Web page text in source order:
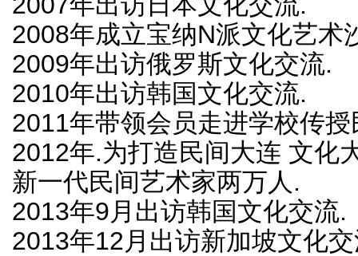
2008年成立宝纳N派文化艺术
2009年出访俄罗斯文化交流.
2010年出访韩国文化交流.
2011年带领会员走进学校传
2012年.为打造民间大连 文化
新一代民间艺术家两万人.
2013年9月出访韩国文化交流.
2013年12月出访新加坡文化